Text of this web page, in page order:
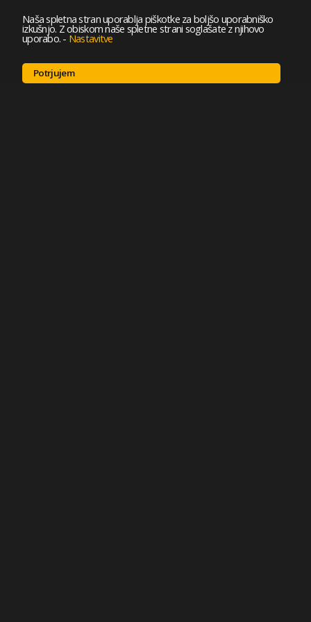
Naša spletna stran uporablja piškotke za boljšo uporabniško
izkušnjo. Z obiskom naše spletne strani soglašate z njihovo
uporabo. - Nastavitve
Potrjujem